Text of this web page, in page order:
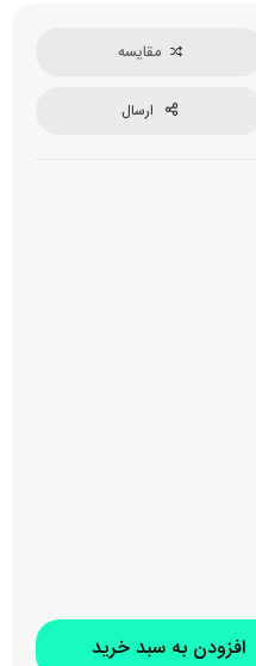
مقایسه
ارسال
افزودن به سبد خرید